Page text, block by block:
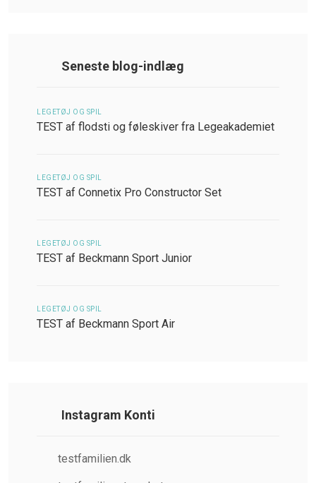
Seneste blog-indlæg
LEGETØJ OG SPIL
TEST af flodsti og føleskiver fra Legeakademiet
LEGETØJ OG SPIL
TEST af Connetix Pro Constructor Set
LEGETØJ OG SPIL
TEST af Beckmann Sport Junior
LEGETØJ OG SPIL
TEST af Beckmann Sport Air
Instagram Konti
testfamilien.dk